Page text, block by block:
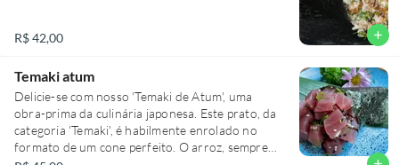
perfeita para os amantes de sabores intensos e
experiência gastronômica inesquecível!
R$ 42,00 add
Temaki atum
Delicie-se com nosso 'Temaki de Atum', uma
obra-prima da culinária japonesa. Este prato, da
categoria 'Temaki', é habilmente enrolado no
formato de um cone perfeito. O arroz, sempre